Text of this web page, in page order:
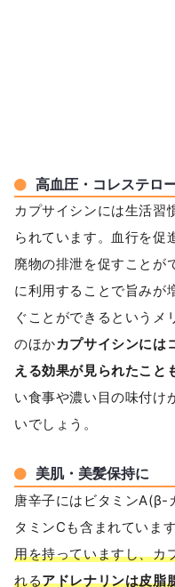
高血圧・コレステロ
カプサイシンには生活習
られています。血行を促
廃物の排泄を促すことが
に利用することで旨みが
ぐことができるというメ
のほかカプサイシンには
える効果が見られたこと
い食事や濃い目の味付け
いでしょう。
美肌・美髪保持に
唐辛子にはビタミンA(β-
タミンCも含まれています
用を持っていますし、カ
れるアドレナリンは皮脂